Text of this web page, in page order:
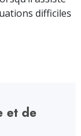
difficiles
et de